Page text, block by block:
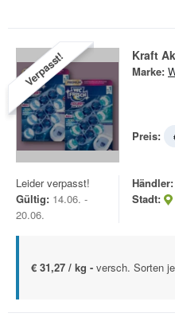
Verpasst! Kraft
Marke:
Preis:
Leider verpasst!
Gültig: 14.06. -
20.06.
Händler:
Stadt:
€ 31,27 / kg - versch. Sorten